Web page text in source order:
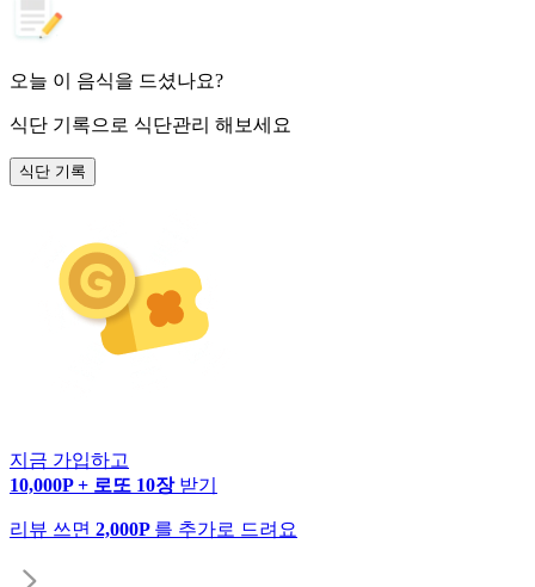
오늘 이 음식을 드셨나요?
식단 기록으로 식단관리 해보세요
식단 기록
지금 가입하고
10,000P + 로또 10장 받기
리뷰 쓰면 2,000P 를 추가로 드려요